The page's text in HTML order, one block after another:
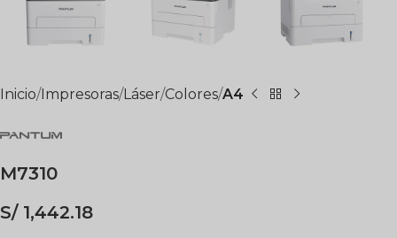
Inicio Impresoras Láser Colores A4
M7310
S/1,442.18